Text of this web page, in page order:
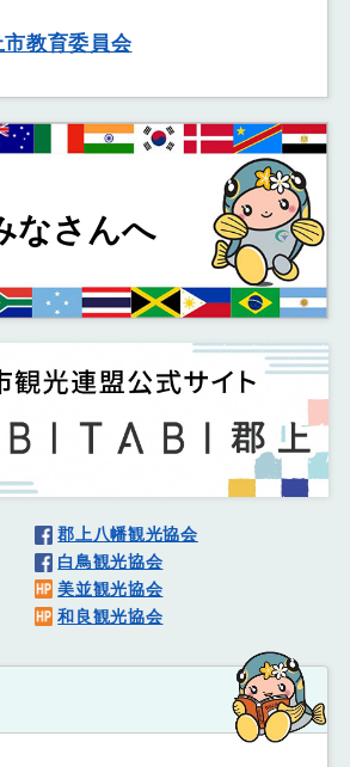
市教育委員会
なさんへ
郡上八幡観光協会
白鳥観光協会
美並観光協会
和良観光協会